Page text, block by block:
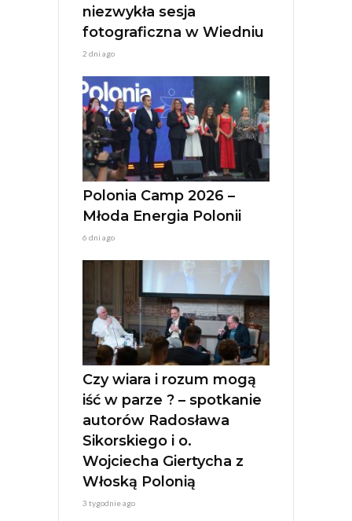
niezwykła sesja
fotograficzna w Wiedniu
2 dni ago
Polonia Camp 2026 –
Młoda Energia Polonii
6 dni ago
Czy wiara i rozum mogą
iść w parze ? – spotkanie
autorów Radosława
Sikorskiego i o.
Wojciecha Giertycha z
Włoską Polonią
3 tygodnie ago